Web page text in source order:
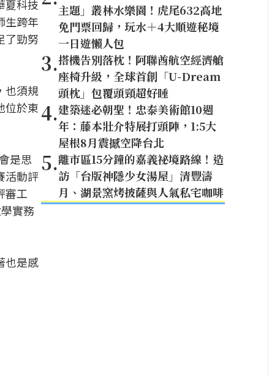
夏科技
生跨年
了勁努
也須規
位於東
是思
活動評
審工
實務
也是感
主題」叢林水樂園！虎尾632高地
免門票回歸，玩水＋4大順遊秘境
一日遊懶人包
3.搭機告別落枕！阿聯酋航空經濟艙
座椅升級，全球首創「U-Dream
頭枕」包覆頭頸超好睡
4.建築迷必朝聖！忠泰美術館10週
年：藤本壯介特展打頭陣，1:5大
屋根8月震撼空降台北
5.離市區15分鐘的嘉義祕境路線！造
訪「台版神隱少女湯屋」清豐濤
月、湖景窯烤披薩與人氣私宅咖啡